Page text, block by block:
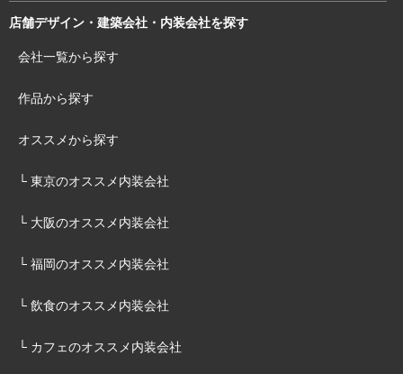
店舗デザイン・建築会社・内装会社を探す
会社一覧から探す
作品から探す
オススメから探す
└ 東京のオススメ内装会社
└ 大阪のオススメ内装会社
└ 福岡のオススメ内装会社
└ 飲食のオススメ内装会社
└ カフェのオススメ内装会社